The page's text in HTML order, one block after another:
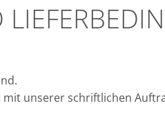
unserer schriftlichen